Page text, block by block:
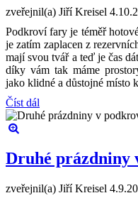
zveřejnil(a) Jiří Kreisel
Podkroví fary je téměř
je zatím zaplacen z
mají svou tvář a teď je čas
díky vám tak máme
jako klidné a důstojné místo
Číst dál
Druhé prázdniny
zveřejnil(a) Jiří Kreisel